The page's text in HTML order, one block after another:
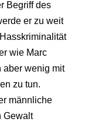
Begriff des
er zu weit
wie Marc
aber wenig mit
zu tun.
männliche
Gewalt